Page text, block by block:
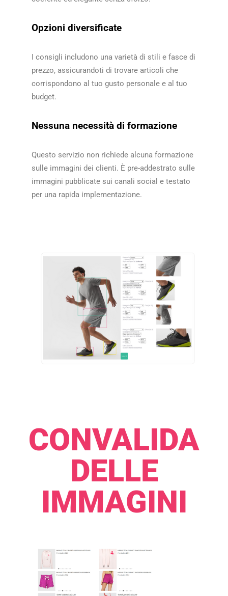
Opzioni diversificate
I consigli includono una varietà di stili e fasce di
prezzo, assicurandoti di trovare articoli che
corrispondono al tuo gusto personale e al tuo
budget.​​
Nessuna necessità di formazione
Questo servizio non richiede alcuna formazione
sulle immagini dei clienti. È pre-addestrato sulle
immagini pubblicate sui canali social e testato
per una rapida implementazione.​​
CONVALIDA
DELLE
IMMAGINI​​